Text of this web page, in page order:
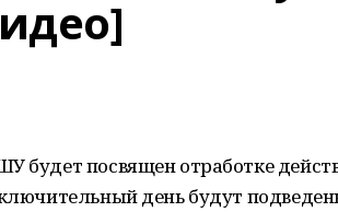
будет посвящен отработке
день будут